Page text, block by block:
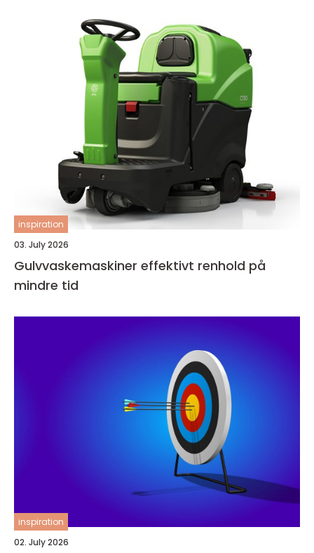
inspiration
03. July 2026
Gulvvaskemaskiner effektivt renhold på
mindre tid
inspiration
02. July 2026